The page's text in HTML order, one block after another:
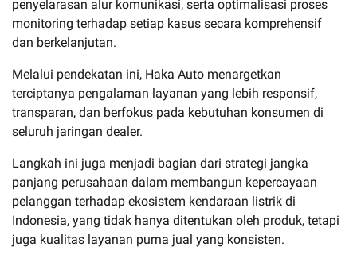
penyelarasan alur komunikasi, serta optimalisasi proses
monitoring terhadap setiap kasus secara komprehensif
dan berkelanjutan.
Melalui pendekatan ini, Haka Auto menargetkan
terciptanya pengalaman layanan yang lebih responsif,
transparan, dan berfokus pada kebutuhan konsumen di
seluruh jaringan dealer.
Langkah ini juga menjadi bagian dari strategi jangka
panjang perusahaan dalam membangun kepercayaan
pelanggan terhadap ekosistem kendaraan listrik di
Indonesia, yang tidak hanya ditentukan oleh produk, tetapi
juga kualitas layanan purna jual yang konsisten.